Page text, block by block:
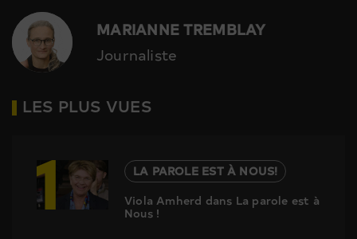
MARIANNE TREMBLAY
Journaliste
LES PLUS VUES
1
LA PAROLE EST À NOUS!
Viola Amherd dans La parole est à
Nous !